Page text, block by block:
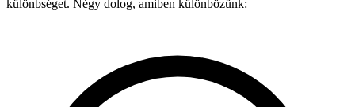
különbséget. Négy dolog, amiben különbözünk: